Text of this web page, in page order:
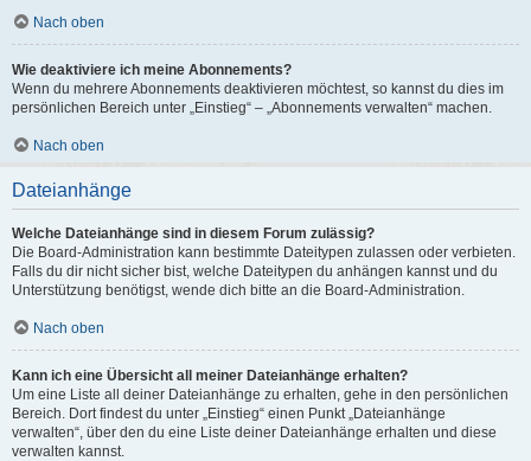
Nach oben
Wie deaktiviere ich meine Abonnements?
Wenn du mehrere Abonnements deaktivieren möchtest, so kannst du dies im
persönlichen Bereich unter „Einstieg“ – „Abonnements verwalten“ machen.
Nach oben
Dateianhänge
Welche Dateianhänge sind in diesem Forum zulässig?
Die Board-Administration kann bestimmte Dateitypen zulassen oder verbieten.
Falls du dir nicht sicher bist, welche Dateitypen du anhängen kannst und du
Unterstützung benötigst, wende dich bitte an die Board-Administration.
Nach oben
Kann ich eine Übersicht all meiner Dateianhänge erhalten?
Um eine Liste all deiner Dateianhänge zu erhalten, gehe in den persönlichen
Bereich. Dort findest du unter „Einstieg“ einen Punkt „Dateianhänge
verwalten“, über den du eine Liste deiner Dateianhänge erhalten und diese
verwalten kannst.